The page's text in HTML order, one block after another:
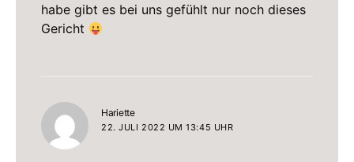
habe gibt es bei uns gefühlt nur noch dieses
Gericht
Hariettesagt:
22. JULI 2022 UM 13:45 UHR